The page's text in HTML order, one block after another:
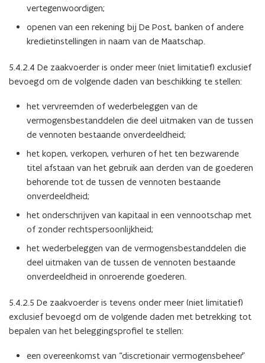
vertegenwoordigen;
openen van een rekening bij De Post, banken of andere
kredietinstellingen in naam van de Maatschap.
5.4.2.4 De zaakvoerder is onder meer (niet limitatief) exclusief
bevoegd om de volgende daden van beschikking te stellen:
het vervreemden of wederbeleggen van de
vermogensbestanddelen die deel uitmaken van de tussen
de vennoten bestaande onverdeeldheid;
het kopen, verkopen, verhuren of het ten bezwarende
titel afstaan van het gebruik aan derden van de goederen
behorende tot de tussen de vennoten bestaande
onverdeeldheid;
het onderschrijven van kapitaal in een vennootschap met
of zonder rechtspersoonlijkheid;
het wederbeleggen van de vermogensbestanddelen die
deel uitmaken van de tussen de vennoten bestaande
onverdeeldheid in onroerende goederen.
5.4.2.5 De zaakvoerder is tevens onder meer (niet limitatief)
exclusief bevoegd om de volgende daden met betrekking tot
bepalen van het beleggingsprofiel te stellen:
een overeenkomst van “discretionair vermogensbeheer”